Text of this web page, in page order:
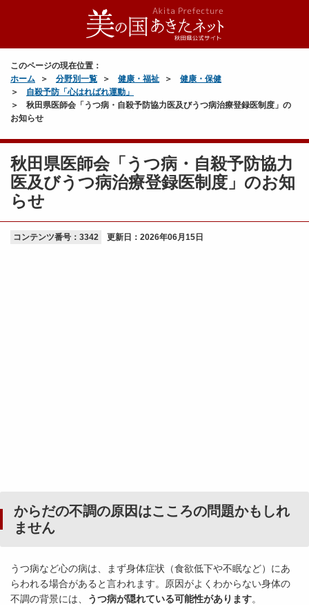
このページの現在位置：
ホーム
分野別一覧 健康・福祉
健康・保健
自殺予防「心はればれ運動」
秋田県医師会「うつ病・自殺予防協力医及びうつ病治療登録医制度」の
お知らせ
秋田県医師会「うつ病・自殺予防協力
医及びうつ病治療登録医制度」のお知
らせ
コンテンツ番号：3342 更新日： 2026年06月15日
からだの不調の原因はこころの問題かもしれ
ません
うつ病など心の病は、まず身体症状（食欲低下や不眠など）にあ
らわれる場合があると言われます。原因がよくわからない身体の
不調の背景には、
うつ病が隠れている可能性があります。